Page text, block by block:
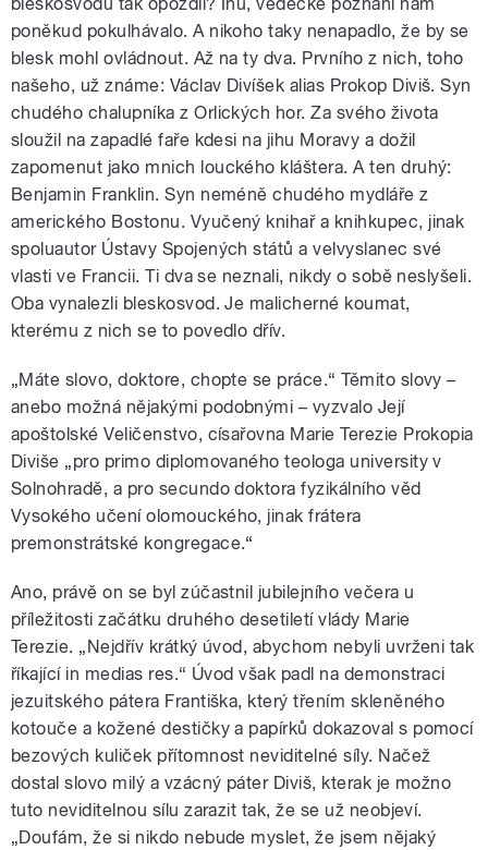
poněkud pokulhávalo. A nikoho taky nenapadlo, že by se
blesk mohl ovládnout. Až na ty dva. Prvního z nich, toho
našeho, už známe: Václav Divíšek alias Prokop Diviš. Syn
chudého chalupníka z Orlických hor. Za svého života
sloužil na zapadlé faře kdesi na jihu Moravy a dožil
zapomenut jako mnich louckého kláštera. A ten druhý:
Benjamin Franklin. Syn neméně chudého mydláře z
amerického Bostonu. Vyučený knihař a knihkupec, jinak
spoluautor Ústavy Spojených států a velvyslanec své
vlasti ve Francii. Ti dva se neznali, nikdy o sobě neslyšeli.
Oba vynalezli bleskosvod. Je malicherné koumat,
kterému z nich se to povedlo dřív.
„Máte slovo, doktore, chopte se práce.“ Těmito slovy –
anebo možná nějakými podobnými – vyzvalo Její
apoštolské Veličenstvo, císařovna Marie Terezie Prokopia
Diviše „pro primo diplomovaného teologa university v
Solnohradě, a pro secundo doktora fyzikálního věd
Vysokého učení olomouckého, jinak frátera
premonstrátské kongregace.“
Ano, právě on se byl zúčastnil jubilejního večera u
příležitosti začátku druhého desetiletí vlády Marie
Terezie. „Nejdřív krátký úvod, abychom nebyli uvrženi tak
říkající in medias res.“ Úvod však padl na demonstraci
jezuitského pátera Františka, který třením skleněného
kotouče a kožené destičky a papírků dokazoval s pomocí
bezových kuliček přítomnost neviditelné síly. Načež
dostal slovo milý a vzácný páter Diviš, kterak je možno
tuto neviditelnou sílu zarazit tak, že se už neobjeví.
„Doufám, že si nikdo nebude myslet, že jsem nějaký